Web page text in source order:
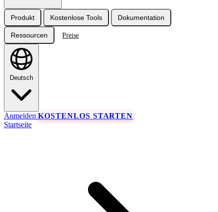
Produkt Kostenlose Tools Dokumentation
Ressourcen Preise
Deutsch
Anmelden KOSTENLOS STARTEN
Startseite